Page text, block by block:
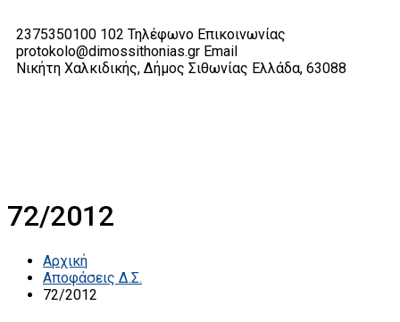
2375350100 102 Τηλέφωνο Επικοινωνίας
protokolo@dimossithonias.gr Email
Νικήτη Χαλκιδικής, Δήμος Σιθωνίας Ελλάδα, 63088
72/2012
Αρχική
Αποφάσεις Δ.Σ.
72/2012